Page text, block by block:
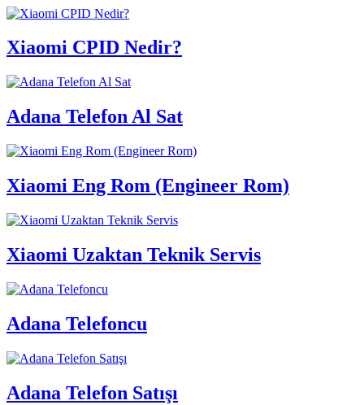
Xiaomi CPID Nedir?
Adana Telefon Al Sat
Xiaomi Eng Rom (Engineer Rom)
Xiaomi Uzaktan Teknik Servis
Adana Telefoncu
Adana Telefon Satışı